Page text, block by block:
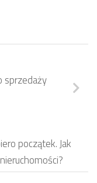
sprzedaży
początek. Jak